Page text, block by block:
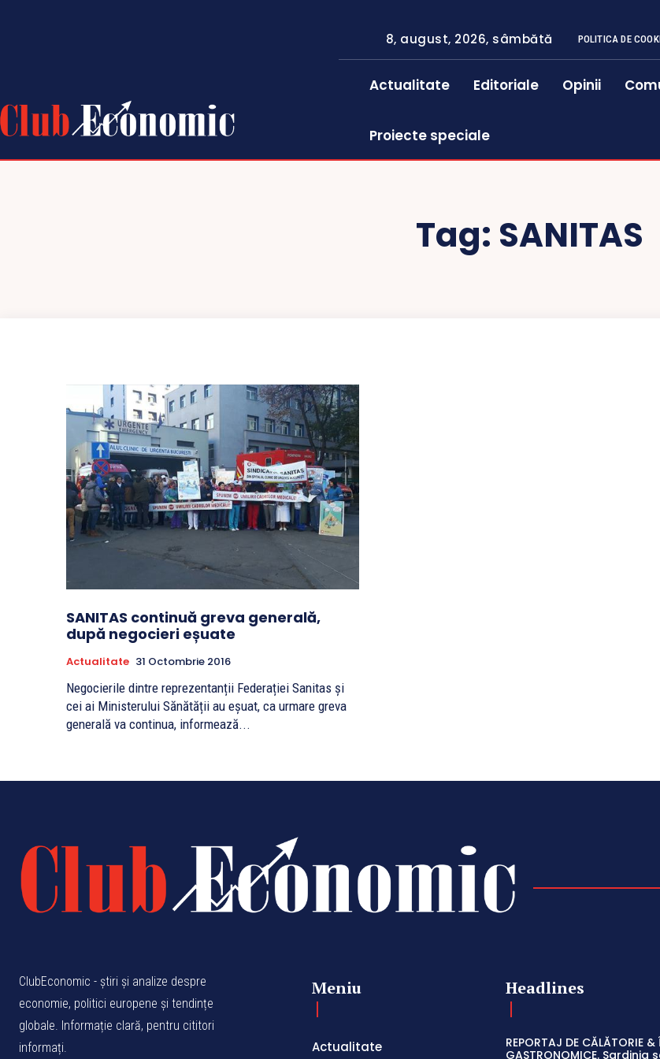
8, august, 2026, sâmbătă POLITICA DE
Actualitate Editoriale Opinii
Proiecte speciale
Tag: SANITAS
SANITAS continuă greva generală,
după negocieri eșuate
Actualitate 31 Octombrie 2016
Negocierile dintre reprezentanții Federației Sanitas și
cei ai Ministerului Sănătății au eșuat, ca urmare greva
generală va continua, informează...
ClubEconomic - știri și analize despre
economie, politici europene și tendințe
globale. Informație clară, pentru cititori
informați.
Meniu
Actualitate
Headlines
REPORTAJ DE CĂLĂTORIE &
GASTRONOMICE. Sardinia